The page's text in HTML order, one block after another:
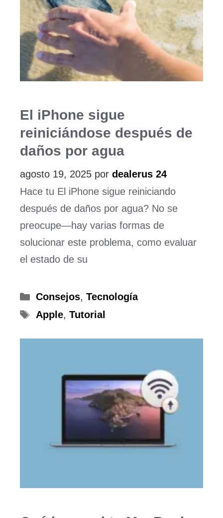
El iPhone sigue
reiniciándose después de
daños por agua
agosto 19, 2025 por dealerus 24
Hace tu El iPhone sigue reiniciando
después de daños por agua? No se
preocupe—hay varias formas de
solucionar este problema, como evaluar
el estado de su
Categorías
Consejos, Tecnología
Etiquetas
Apple, Tutorial